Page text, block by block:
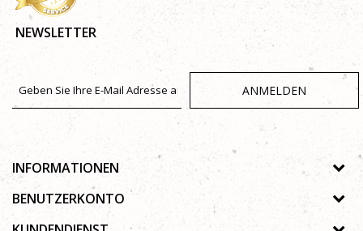
NEWSLETTER
ANMELDEN
INFORMATIONEN
Über uns
Geschäfte
BENUTZERKONTO
Registrierungsanweisungen